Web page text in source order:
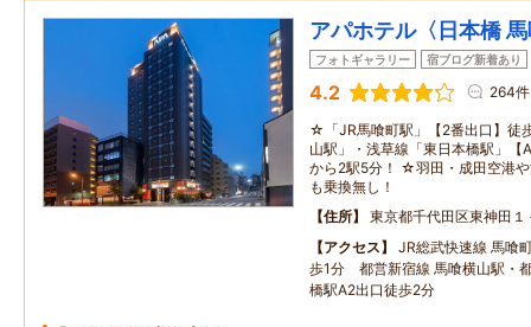
アパホテル〈日本橋
フォトギャラリー 宿ブログ新着あり
4.2 264件
☆「JR馬喰町駅」【2番出口】徒
山駅」・浅草線「東日本橋駅」
から2駅5分！ ☆羽田・成田空港
も乗換無し！
住所
東京都千代田区東神田１
アクセス
JR総武快速線 馬喰
歩1分 都営新宿線 馬喰横山駅・
橋駅A2出口徒歩2分